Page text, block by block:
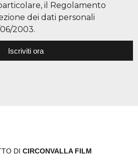
il Regolamento
dei dati personali
2003.
Iscriviti ora
DI CIRCONVALLA FILM